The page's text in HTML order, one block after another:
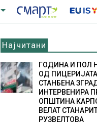
Најчитани
ГОДИНА И ПОЛ
ОД
СТАНБЕНА
ИНТЕРВЕНИРА
ОПШТИНА
ВЕЛАТ
РУЗВЕЛТОВА